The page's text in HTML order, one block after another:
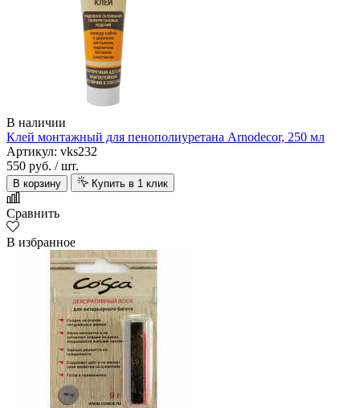
В наличии
Клей монтажный для пенополиуретана Arnodecor, 250 мл
Артикул: vks232
550 руб. / шт.
В корзину Купить в 1 клик
Сравнить
В избранное